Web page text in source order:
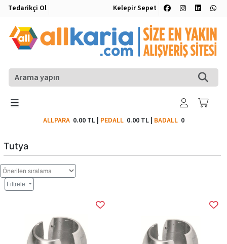
Tedarikçi Ol Kelepir Sepet
ALLPARA 0.00 TL| PEDALL 0.00 TL| BADALL0
Tutya
Filtrele